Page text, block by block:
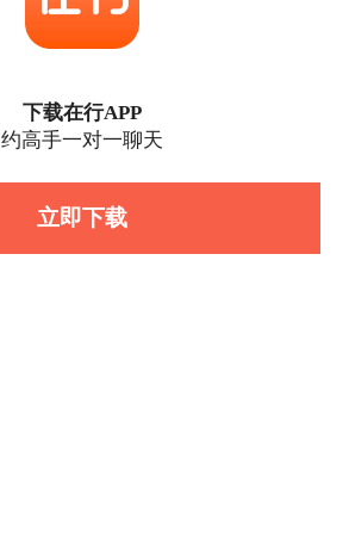
下载在行APP
约高手一对一聊天
立即下载